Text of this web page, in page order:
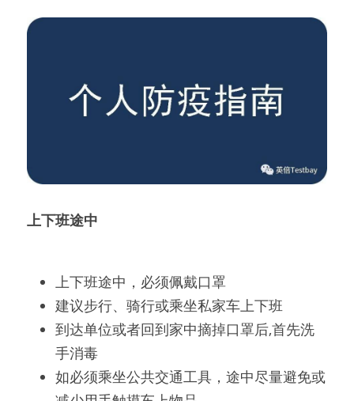
上下班途中
上下班途中，必须佩戴口罩
建议步行、骑行或乘坐私家车上下班
到达单位或者回到家中摘掉口罩后,首先洗
手消毒
如必须乘坐公共交通工具，途中尽量避免或